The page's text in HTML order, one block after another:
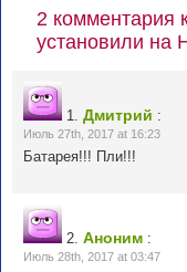
2 комментария
установили на
1. Дмитрий :
Июль 27th, 2017 at 16:23
Батарея!!! Пли!!!
2. Аноним :
Июль 28th, 2017 at 03:47